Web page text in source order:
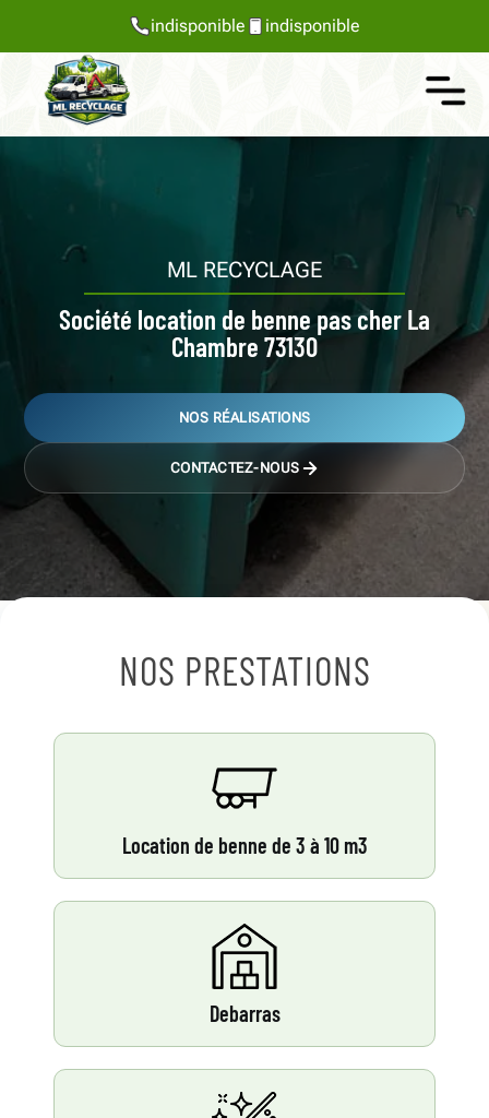
indisponible indisponible
ML RECYCLAGE
Société location de benne pas cher La
Chambre 73130
NOS RÉALISATIONS
CONTACTEZ-NOUS
NOS PRESTATIONS
Location de benne de 3 à 10 m3
Debarras